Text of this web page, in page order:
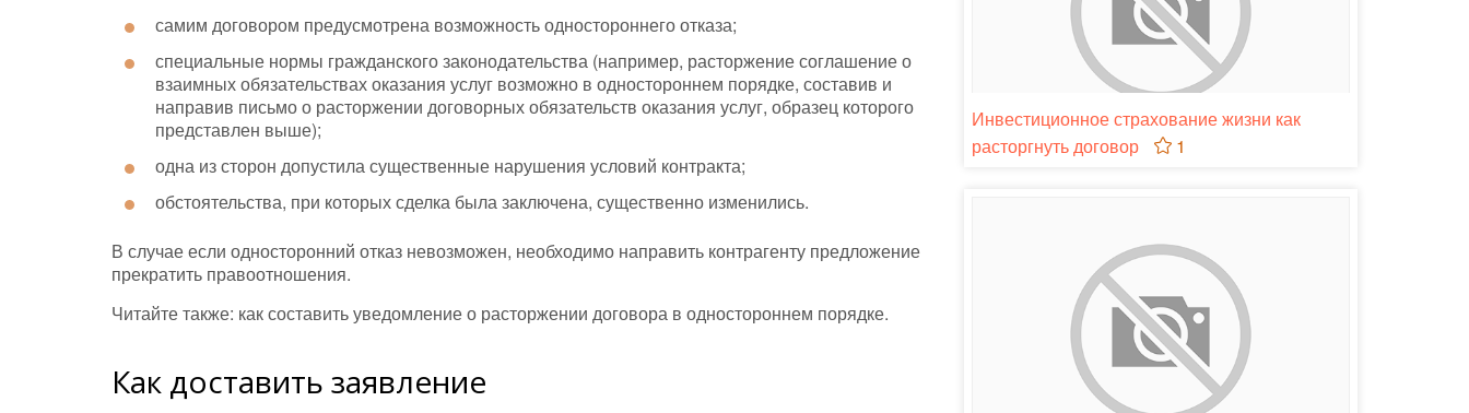
самим договором предусмотрена возможность одностороннего отказа;
специальные нормы гражданского законодательства (например, расторжение соглашение о
взаимных обязательствах оказания услуг возможно в одностороннем порядке, составив и
направив письмо о расторжении договорных обязательств оказания услуг, образец которого
представлен выше);
одна из сторон допустила существенные нарушения условий контракта;
обстоятельства, при которых сделка была заключена, существенно изменились.
В случае если односторонний отказ невозможен, необходимо направить контрагенту предложение
прекратить правоотношения.
Читайте также: как составить уведомление о расторжении договора в одностороннем порядке.
Как доставить заявление
Инвестиционное страхование жизни как
расторгнуть договор
1